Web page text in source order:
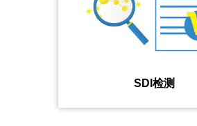
SDI检测